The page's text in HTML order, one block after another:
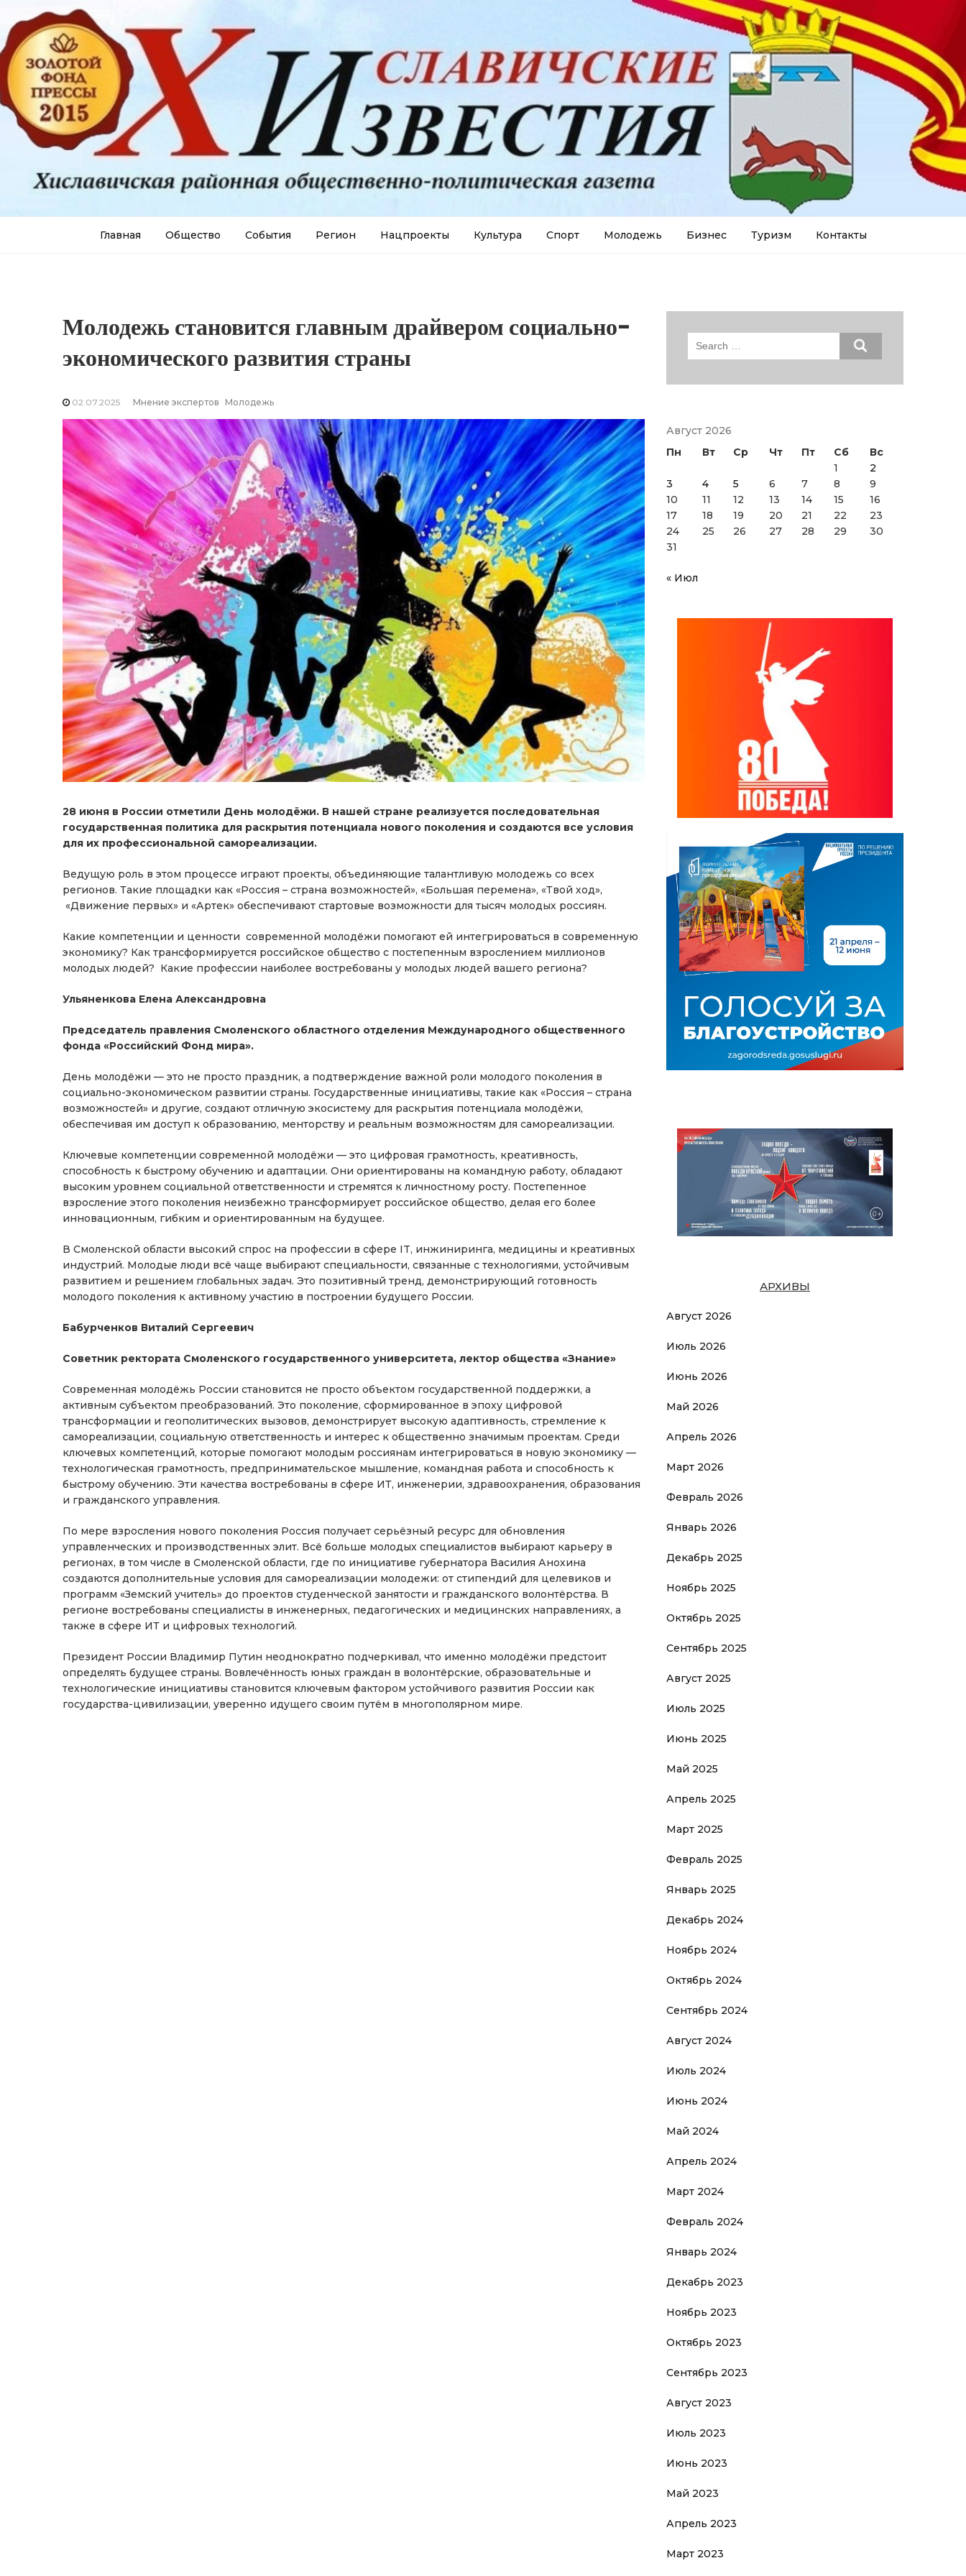
Главная Общество События Регион Нацпроекты Культура Спорт Молодежь Бизнес Туризм Контакты
Молодежь становится главным драйвером социально-
экономического развития страны
02.07.2025 Мнение экспертов Молодежь
28 июня в России отметили День молодёжи. В нашей стране реализуется последовательная
государственная политика для раскрытия потенциала нового поколения и создаются все условия
для их профессиональной самореализации.
Ведущую роль в этом процессе играют проекты, объединяющие талантливую молодежь со всех
регионов. Такие площадки как «Россия – страна возможностей», «Большая перемена», «Твой ход»,
«Движение первых» и «Артек» обеспечивают стартовые возможности для тысяч молодых россиян.
Какие компетенции и ценности современной молодёжи помогают ей интегрироваться в современную
экономику? Как трансформируется российское общество с постепенным взрослением миллионов
молодых людей? Какие профессии наиболее востребованы у молодых людей вашего региона?
Ульяненкова Елена Александровна
Председатель правления Смоленского областного отделения Международного общественного
фонда «Российский Фонд мира».
День молодёжи — это не просто праздник, а подтверждение важной роли молодого поколения в
социально-экономическом развитии страны. Государственные инициативы, такие как «Россия – страна
возможностей» и другие, создают отличную экосистему для раскрытия потенциала молодёжи,
обеспечивая им доступ к образованию, менторству и реальным возможностям для самореализации.
Ключевые компетенции современной молодёжи — это цифровая грамотность, креативность,
способность к быстрому обучению и адаптации. Они ориентированы на командную работу, обладают
высоким уровнем социальной ответственности и стремятся к личностному росту. Постепенное
взросление этого поколения неизбежно трансформирует российское общество, делая его более
инновационным, гибким и ориентированным на будущее.
В Смоленской области высокий спрос на профессии в сфере IT, инжиниринга, медицины и креативных
индустрий. Молодые люди всё чаще выбирают специальности, связанные с технологиями, устойчивым
развитием и решением глобальных задач. Это позитивный тренд, демонстрирующий готовность
молодого поколения к активному участию в построении будущего России.
Бабурченков Виталий Сергеевич
Советник ректората Смоленского государственного университета, лектор общества «Знание»
Современная молодёжь России становится не просто объектом государственной поддержки, а
активным субъектом преобразований. Это поколение, сформированное в эпоху цифровой
трансформации и геополитических вызовов, демонстрирует высокую адаптивность, стремление к
самореализации, социальную ответственность и интерес к общественно значимым проектам. Среди
ключевых компетенций, которые помогают молодым россиянам интегрироваться в новую экономику —
технологическая грамотность, предпринимательское мышление, командная работа и способность к
быстрому обучению. Эти качества востребованы в сфере ИТ, инженерии, здравоохранения, образования
и гражданского управления.
По мере взросления нового поколения Россия получает серьёзный ресурс для обновления
управленческих и производственных элит. Всё больше молодых специалистов выбирают карьеру в
регионах, в том числе в Смоленской области, где по инициативе губернатора Василия Анохина
создаются дополнительные условия для самореализации молодежи: от стипендий для целевиков и
программ «Земский учитель» до проектов студенческой занятости и гражданского волонтёрства. В
регионе востребованы специалисты в инженерных, педагогических и медицинских направлениях, а
также в сфере ИТ и цифровых технологий.
Президент России Владимир Путин неоднократно подчеркивал, что именно молодёжи предстоит
определять будущее страны. Вовлечённость юных граждан в волонтёрские, образовательные и
технологические инициативы становится ключевым фактором устойчивого развития России как
государства-цивилизации, уверенно идущего своим путём в многополярном мире.
Search
Август 2026
Пн
Вт Ср Чт Пт Сб
Вс
1
2
3
4 5 6 7 8
9
10
11 12 13 14 15
16
17
18 19 20 21 22
23
24
25 26 27 28 29
30
31
« Июл
АРХИВЫ
Август 2026
Июль 2026
Июнь 2026
Май 2026
Апрель 2026
Март 2026
Февраль 2026
Январь 2026
Декабрь 2025
Ноябрь 2025
Октябрь 2025
Сентябрь 2025
Август 2025
Июль 2025
Июнь 2025
Май 2025
Апрель 2025
Март 2025
Февраль 2025
Январь 2025
Декабрь 2024
Ноябрь 2024
Октябрь 2024
Сентябрь 2024
Август 2024
Июль 2024
Июнь 2024
Май 2024
Апрель 2024
Март 2024
Февраль 2024
Январь 2024
Декабрь 2023
Ноябрь 2023
Октябрь 2023
Сентябрь 2023
Август 2023
Июль 2023
Июнь 2023
Май 2023
Апрель 2023
Март 2023